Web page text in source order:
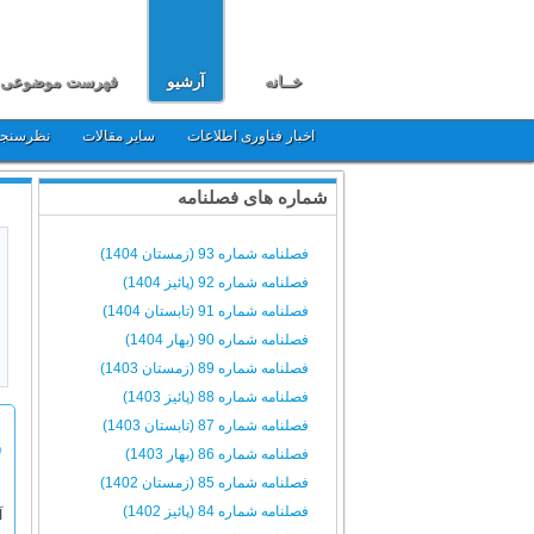
خــانه آرشیو فهرست موضوعی
اخبار فناوری اطلاعات سایر مقالات
شماره های فصلنامه
فصلنامه شماره 93 (زمستان 1404)
فصلنامه شماره 92 (پائیز 1404)
فصلنامه شماره 91 (تابستان 1404)
فصلنامه شماره 90 (بهار 1404)
فصلنامه شماره 89 (زمستان 1403)
فصلنامه شماره 88 (پائیز 1403)
فصلنامه شماره 87 (تابستان 1403)
فصلنامه شماره 86 (بهار 1403)
فصلنامه شماره 85 (زمستان 1402)
فصلنامه شماره 84 (پائیز 1402)